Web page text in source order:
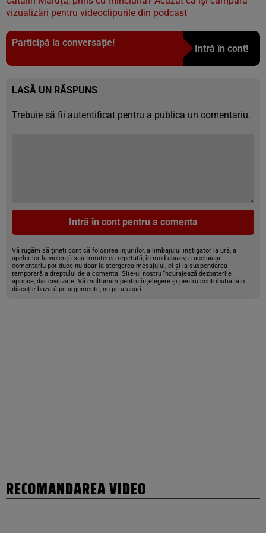
vizualizări pentru videoclipurile din podcast
Participă la conversație!
Intră în cont!
LASĂ UN RĂSPUNS
Trebuie să fii autentificat pentru a publica un comentariu.
Intră în cont pentru a comenta
Vă rugăm să țineți cont că folosirea injuriilor, a limbajului instigator la ură, a
apelurilor la violență sau trimiterea repetată, în mod abuziv, a aceluiași
comentariu pot duce nu doar la ștergerea mesajului, ci și la suspendarea
temporară a dreptului de a comenta. Site-ul nostru încurajează dezbaterile
aprinse, dar civilizate. Vă mulțumim pentru înțelegere și pentru contribuția la o
discuție bazată pe argumente, nu pe atacuri.
RECOMANDAREA VIDEO